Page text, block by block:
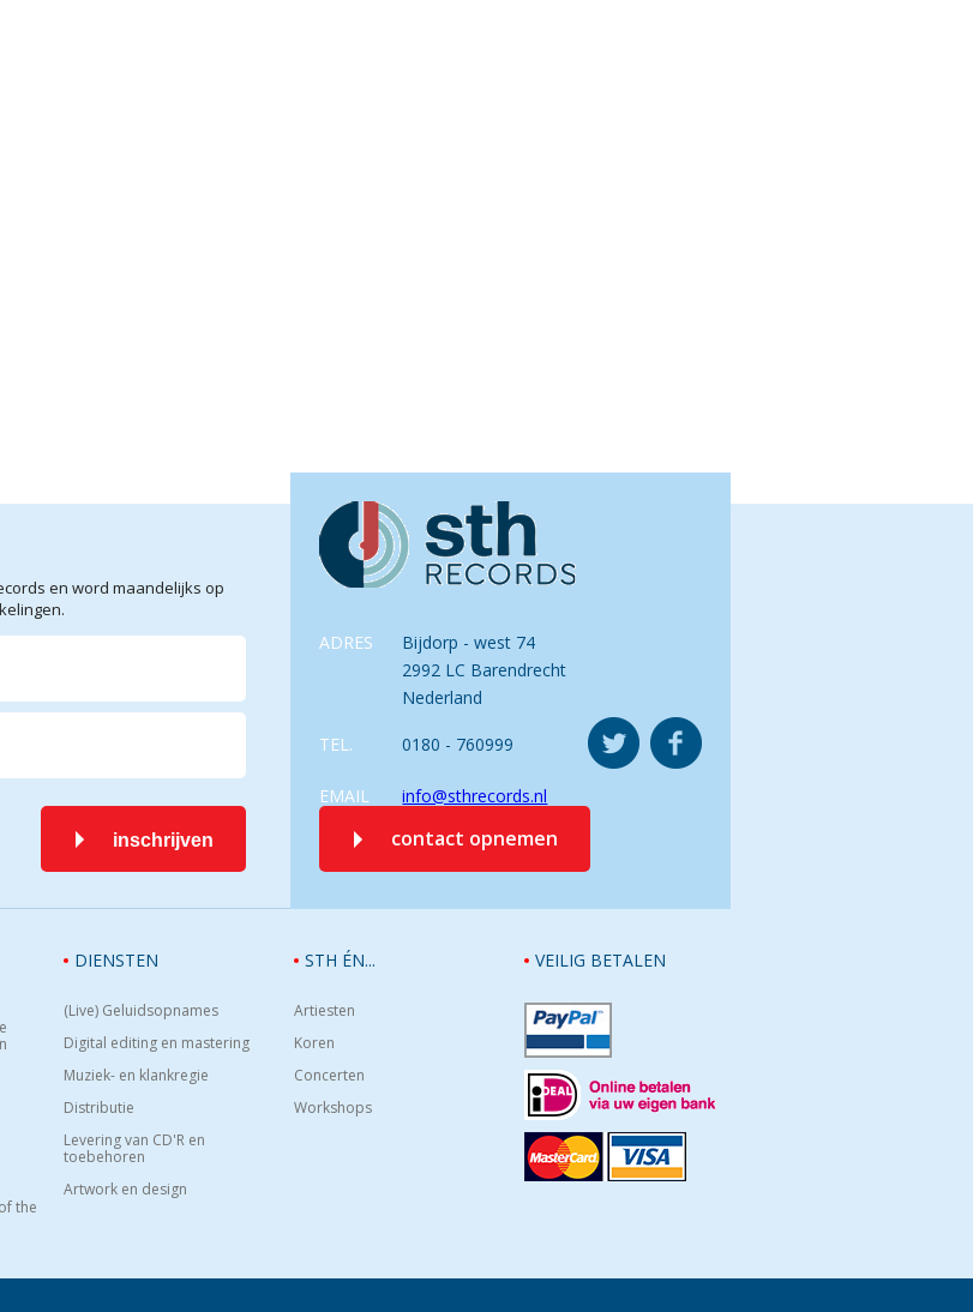
ADRES
Bijdorp - west 74
2992 LC Barendrecht
Nederland
TEL. 0180 - 760999
EMAIL info@sthrecords.nl
contact opnemen
en word maandelijks op
inschrijven
VEILIG BETALEN
the
DIENSTEN
(Live) Geluidsopnames
Digital editing en mastering
Muziek- en klankregie
Distributie
Levering van CD'R en
toebehoren
Artwork en design
STH ÉN...
Artiesten
Koren
Concerten
Workshops